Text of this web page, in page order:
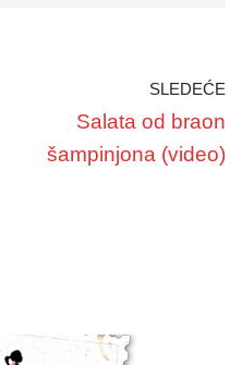
SLEDEĆE
Salata od braon
šampinjona (video)